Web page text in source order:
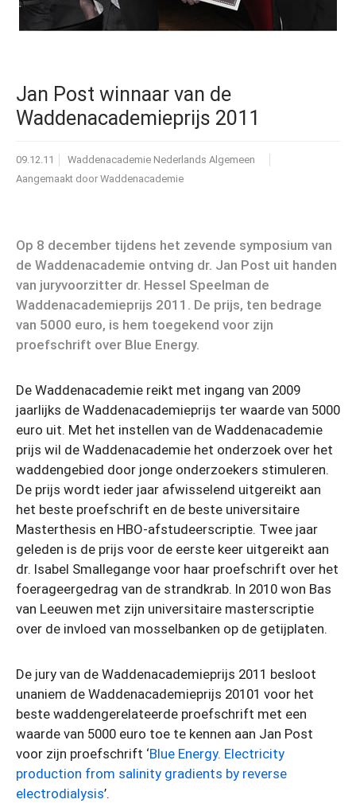
Jan Post winnaar van de
Waddenacademieprijs 2011
09.12.11
Waddenacademie Nederlands Algemeen
Aangemaakt door Waddenacademie
Op 8 december tijdens het zevende symposium van
de Waddenacademie ontving dr. Jan Post uit handen
van juryvoorzitter dr. Hessel Speelman de
Waddenacademieprijs 2011. De prijs, ten bedrage
van 5000 euro, is hem toegekend voor zijn
proefschrift over Blue Energy.
De Waddenacademie reikt met ingang van 2009
jaarlijks de Waddenacademieprijs ter waarde van 5000
euro uit. Met het instellen van de Waddenacademie
prijs wil de Waddenacademie het onderzoek over het
waddengebied door jonge onderzoekers stimuleren.
De prijs wordt ieder jaar afwisselend uitgereikt aan
het beste proefschrift en de beste universitaire
Masterthesis en HBO-afstudeerscriptie. Twee jaar
geleden is de prijs voor de eerste keer uitgereikt aan
dr. Isabel Smallegange voor haar proefschrift over het
foerageergedrag van de strandkrab. In 2010 won Bas
van Leeuwen met zijn universitaire masterscriptie
over de invloed van mosselbanken op de getijplaten.
De jury van de Waddenacademieprijs 2011 besloot
unaniem de Waddenacademieprijs 20101 voor het
beste waddengerelateerde proefschrift met een
waarde van 5000 euro toe te kennen aan Jan Post
voor zijn proefschrift ‘Blue Energy. Electricity
production from salinity gradients by reverse
electrodialysis’.